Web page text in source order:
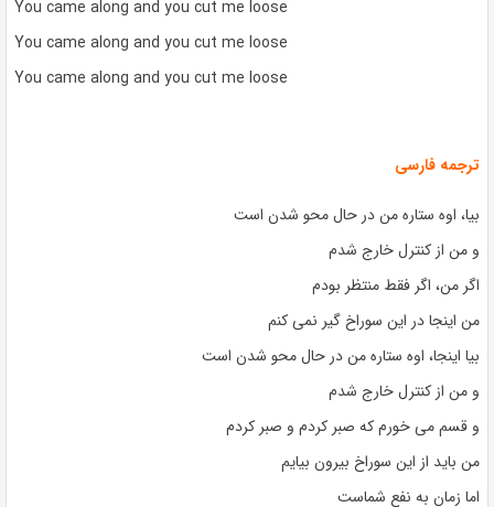
You came along and you cut me loose
You came along and you cut me loose
You came along and you cut me loose
ترجمه فارسی
بیا، اوه ستاره من در حال محو شدن است
و من از کنترل خارج شدم
اگر من، اگر فقط منتظر بودم
من اینجا در این سوراخ گیر نمی کنم
بیا اینجا، اوه ستاره من در حال محو شدن است
و من از کنترل خارج شدم
و قسم می خورم که صبر کردم و صبر کردم
من باید از این سوراخ بیرون بیایم
اما زمان به نفع شماست